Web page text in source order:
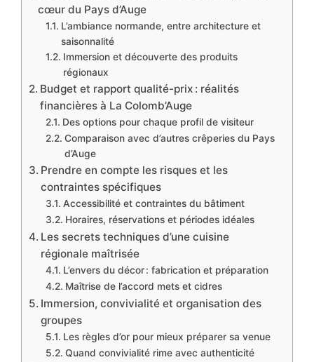
cœur du Pays d’Auge
L’ambiance normande, entre architecture et
saisonnalité
Immersion et découverte des produits
régionaux
Budget et rapport qualité-prix : réalités
financières à La Colomb’Auge
Des options pour chaque profil de visiteur
Comparaison avec d’autres crêperies du Pays
d’Auge
Prendre en compte les risques et les
contraintes spécifiques
Accessibilité et contraintes du bâtiment
Horaires, réservations et périodes idéales
Les secrets techniques d’une cuisine
régionale maîtrisée
L’envers du décor : fabrication et préparation
Maîtrise de l’accord mets et cidres
Immersion, convivialité et organisation des
groupes
Les règles d’or pour mieux préparer sa venue
Quand convivialité rime avec authenticité